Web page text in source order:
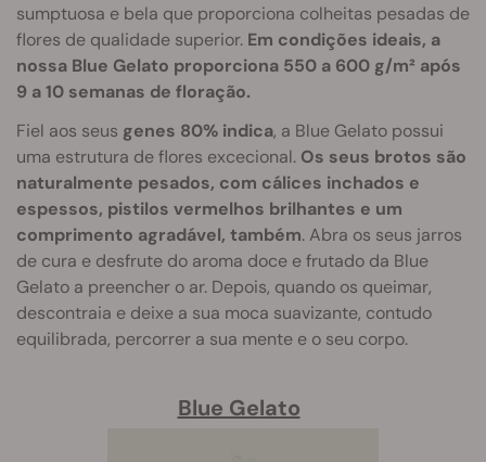
sumptuosa e bela que proporciona colheitas pesadas de
flores de qualidade superior. Em condições ideais, a
nossa Blue Gelato proporciona 550 a 600 g/m² após
9 a 10 semanas de floração.
Fiel aos seus genes 80% indica, a Blue Gelato possui
uma estrutura de flores excecional. Os seus brotos são
naturalmente pesados, com cálices inchados e
espessos, pistilos vermelhos brilhantes e um
comprimento agradável, também. Abra os seus jarros
de cura e desfrute do aroma doce e frutado da Blue
Gelato a preencher o ar. Depois, quando os queimar,
descontraia e deixe a sua moca suavizante, contudo
equilibrada, percorrer a sua mente e o seu corpo.
Blue Gelato